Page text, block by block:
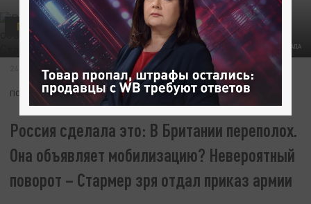
ФОТО: КОЛЛАЖ ЦАРЬГРАДА
ПОЛИТИКА
24 АПРЕЛЯ 04:00
ПОДПИШИТЕСЬ:
Россия сделала это: В Британии переполох.
Она объявляет мобилизацию? Невероятный
поворот – Стармер зря отдал приказ армии